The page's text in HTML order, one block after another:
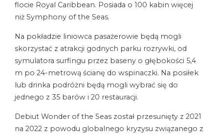
flocie Royal Caribbean. Posiada o 100 kabin więcej
niż Symphony of the Seas.
Na pokładzie liniowca pasażerowie będą mogli
skorzystać z atrakcji godnych parku rozrywki, od
symulatora surfingu przez baseny o głębokości 5,4
m po 24-metrową ścianę do wspinaczki. Na posiłek
lub drinka podróżni będą mogli wybrać się do
jednego z 35 barów i 20 restauracji.
Debiut Wonder of the Seas został przesunięty z 2021
na 2022 z powodu globalnego kryzysu związanego z